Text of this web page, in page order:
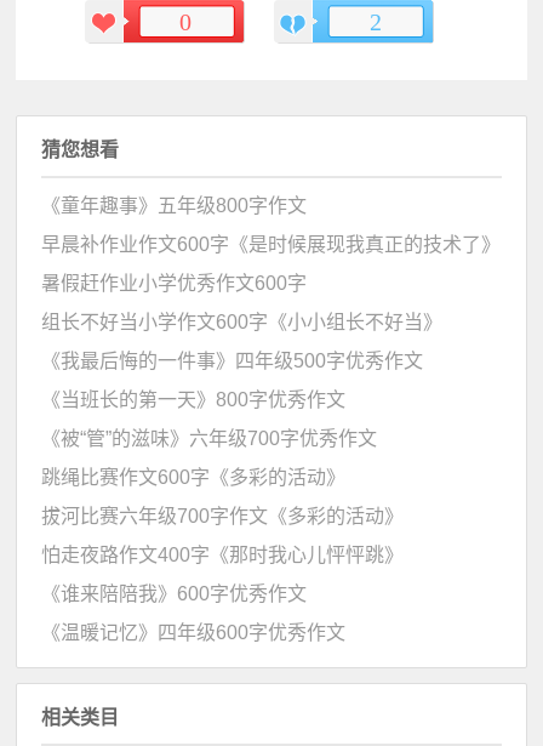
0 2
猜您想看
《童年趣事》五年级800字作文
早晨补作业作文600字《是时候展现我真正的技术了》
暑假赶作业小学优秀作文600字
组长不好当小学作文600字《小小组长不好当》
《我最后悔的一件事》四年级500字优秀作文
《当班长的第一天》800字优秀作文
《被“管”的滋味》六年级700字优秀作文
跳绳比赛作文600字《多彩的活动》
拔河比赛六年级700字作文《多彩的活动》
怕走夜路作文400字《那时我心儿怦怦跳》
《谁来陪陪我》600字优秀作文
《温暖记忆》四年级600字优秀作文
相关类目